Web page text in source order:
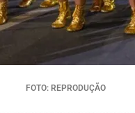
FOTO: REPRODUÇÃO